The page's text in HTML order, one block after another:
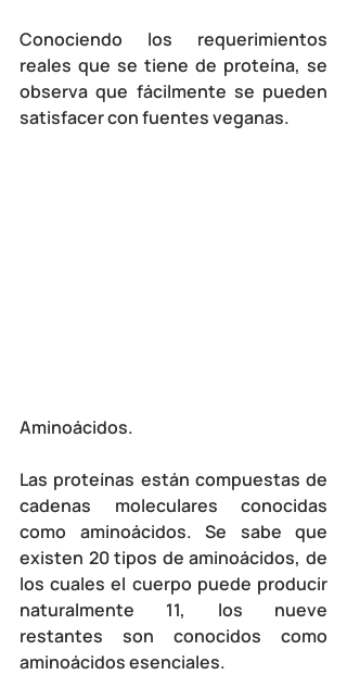
Conociendo los requerimientos
reales que se tiene de proteína, se
observa que fácilmente se pueden
satisfacer con fuentes veganas.
Aminoácidos.
Las proteínas están compuestas de
cadenas moleculares conocidas
como aminoácidos. Se sabe que
existen 20 tipos de aminoácidos, de
los cuales el cuerpo puede producir
naturalmente 11, los nueve
restantes son conocidos como
aminoácidos esenciales.